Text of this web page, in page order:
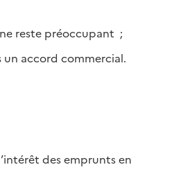
reste préoccupant ;
accord commercial.
des emprunts en